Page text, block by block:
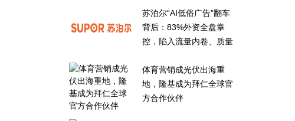
苏泊尔“AI低俗广告”翻车
背后：83%外资全盘掌
控，陷入流量内卷、质量
体育营销成光伏出海重
地，隆基成为拜仁全球官
方合作伙伴